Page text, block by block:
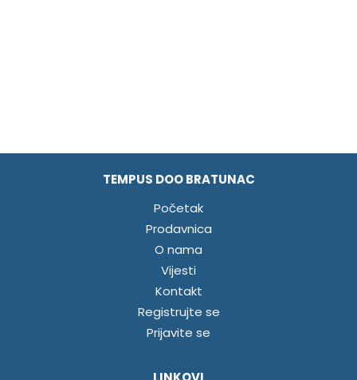
TEMPUS DOO BRATUNAC
Početak
Prodavnica
O nama
Vijesti
Kontakt
Registrujte se
Prijavite se